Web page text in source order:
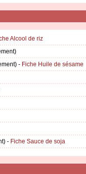
Alcool de riz
- Fiche Huile de sésame
- Fiche Sauce de soja